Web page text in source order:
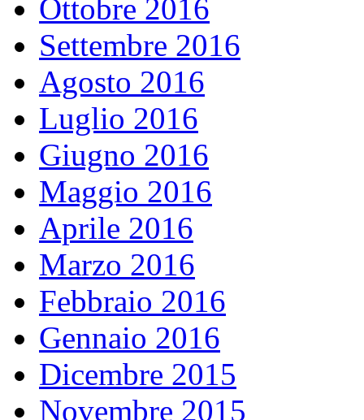
Ottobre 2016
Settembre 2016
Agosto 2016
Luglio 2016
Giugno 2016
Maggio 2016
Aprile 2016
Marzo 2016
Febbraio 2016
Gennaio 2016
Dicembre 2015
Novembre 2015